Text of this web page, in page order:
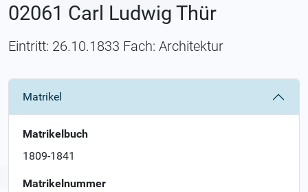
02061 Carl Ludwig Thür
Eintritt: 26.10.1833 Fach: Architektur
Matrikel
Matrikelbuch
1809-1841
Matrikelnummer